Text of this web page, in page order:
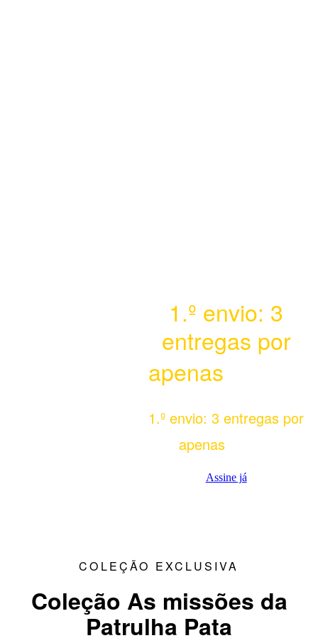
1.º envio: 3
entregas por
apenas
6,98€
1.º envio: 3 entregas por
apenas
Assine já
COLEÇÃO EXCLUSIVA
Coleção As missões da
Patrulha Pata